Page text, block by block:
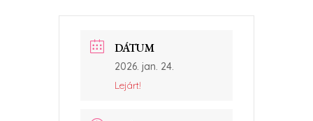
DÁTUM
2026. jan. 24.
Lejárt!